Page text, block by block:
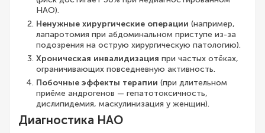
НАО).
Ненужные хирургические операции (например,
лапаротомия при абдоминальном приступе из-за
подозрения на острую хирургическую патологию).
Хроническая инвалидизация при частых отёках,
ограничивающих повседневную активность.
Побочные эффекты терапии (при длительном
приёме андрогенов — гепатотоксичность,
дислипидемия, маскулинизация у женщин).
Диагностика НАО